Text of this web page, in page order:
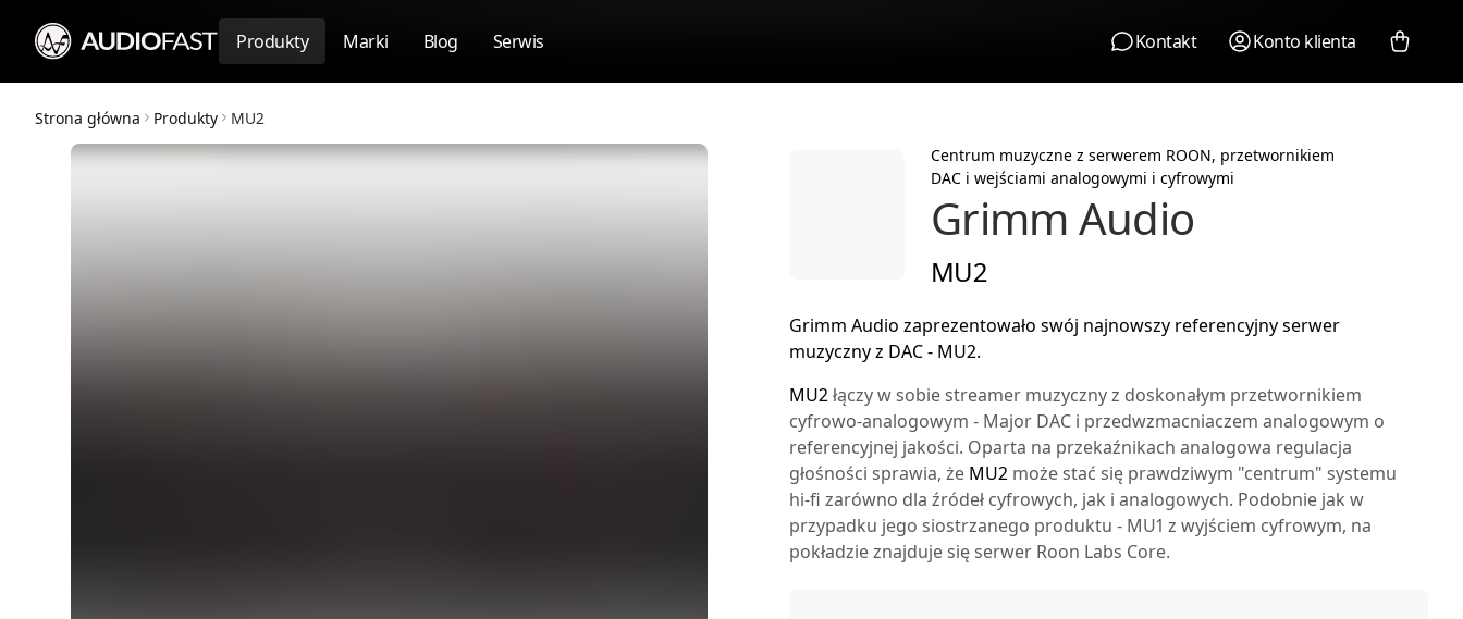
Produkty Marki Blog Serwis Kontakt Konto klienta
Strona główna Produkty
MU2
Centrum muzyczne z serwerem ROON, przetwornikiem
DAC i wejściami analogowymi i cyfrowymi
Grimm Audio
MU2
Grimm Audio zaprezentowało swój najnowszy referencyjny serwer
muzyczny z DAC - MU2.
MU2łączy w sobie streamer muzyczny z doskonałym przetwornikiem
cyfrowo-analogowym - Major DAC i przedwzmacniaczem analogowym o
referencyjnej jakości. Oparta na przekaźnikach analogowa regulacja
głośności sprawia, że MU2 może stać się prawdziwym "centrum" systemu
hi-fi zarówno dla źródeł cyfrowych, jak i analogowych. Podobnie jak w
przypadku jego siostrzanego produktu - MU1 z wyjściem cyfrowym, na
pokładzie znajduje się serwer Roon Labs Core.